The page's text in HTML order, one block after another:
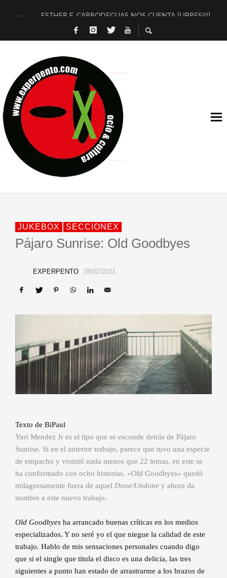
ESTHER F. CARRODEGUAS NOS CUENTA [LIBRES!!!]
[TERRA DE GUAPES] DE SANDRA MONFORT
TIMBRE 4, LA ESCUELA DEL DIRECTOR TEATRAL CLAUDIO
30 AÑOS (NO ES NADA) DE LA KATARSIS DEL TOMATAZO
MILITARES JUDÍAS EN #EXVITA
D’BALDOMEROS REINVENTAN [BITÁCORA 3.0] EN EXVITA
MARSHALL FLASH PRESENTA EN EXVITA [RELATIVA
JOFRE BARDAGÍ EN EXVITA INTERPRETANDO A SERRAT
JUKEBOX SECCIONEX
Pájaro Sunrise: Old Goodbyes
EXPERPENTO 28/02/2011
Texto de BiPaul
Yuri Mendez Jr es el tipo que se esconde detrás de Pájaro
Sunrise. Si en el anterior trabajo, parece que tuvo una especie
de empacho y vomitó nada menos que 22 temas, en este se
ha conformado con ocho historias. «Old Goodbyes» quedó
milagrosamente fuera de aquel Done/Undone y ahora da
nombre a este nuevo trabajo.
Old Goodbyes ha arrancado buenas críticas en los medios
especializados. Y no seré yo el que niegue la calidad de este
trabajo. Hablo de mis sensaciones personales cuando digo
que si el single que titula el disco es una delicia, las tres
siguientes a punto han estado de arrastrarme a los brazos de